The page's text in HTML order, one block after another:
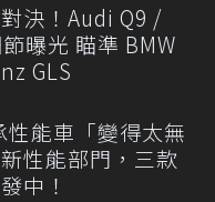
決！Audi Q9 /
曝光 瞄準 BMW
GLS
能車「變得太無
性能部門，三款
中！